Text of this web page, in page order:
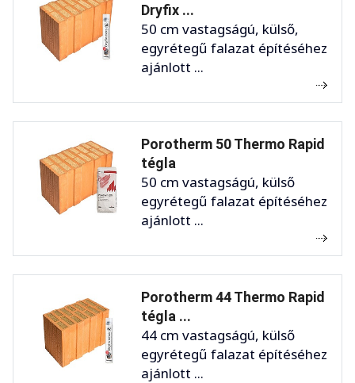
Dryfix ...
50 cm vastagságú, külső,
egyrétegű falazat építéséhez
ajánlott ...
Porotherm 50 Thermo Rapid
tégla
50 cm vastagságú, külső
egyrétegű falazat építéséhez
ajánlott ...
Porotherm 44 Thermo Rapid
tégla ...
44 cm vastagságú, külső
egyrétegű falazat építéséhez
ajánlott ...